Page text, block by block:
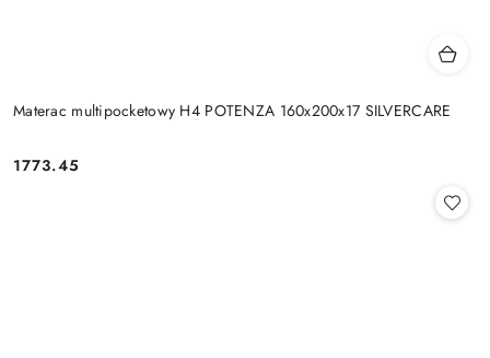
Materac multipocketowy H4 POTENZA 160x200x17 SILVERCARE
Cena:
1773.45